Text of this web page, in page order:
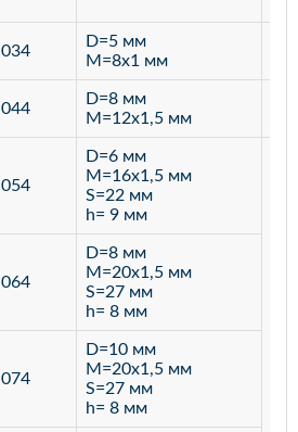
034
D=5 мм
M=8х1 мм
044
D=8 мм
M=12х1,5 мм
054
D=6 мм
M=16х1,5 мм
S=22 мм
h= 9 мм
064
D=8 мм
M=20х1,5 мм
S=27 мм
h= 8 мм
074
D=10 мм
M=20х1,5 мм
S=27 мм
h= 8 мм